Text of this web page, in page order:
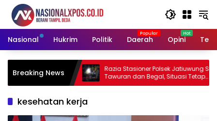
Langsung
konten
Nasional
Hukrim Politik Daerah Opini
Breaking News
Hotman
Wartawan
Razia Stasioner Polsek Jatiuwung Sasar
Tawuran dan Begal, Situasi Tetap
Kondusif
kesehatan kerja